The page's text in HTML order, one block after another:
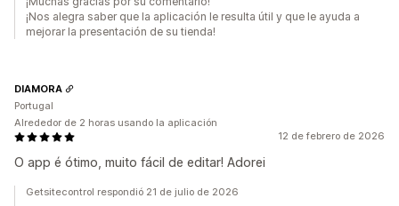
¡Nos alegra saber que la aplicación le resulta útil y que le ayuda a
mejorar la presentación de su tienda!
12 de febrero de 2026
O app é ótimo, muito fácil de editar! Adorei
DIAMORA
Portugal
Alrededor de 2 horas usando la aplicación
Getsitecontrol respondió 21 de julio de 2026